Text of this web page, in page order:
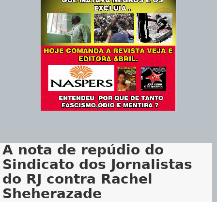
A nota de repúdio do
Sindicato dos Jornalistas
do RJ contra Rachel
Sheherazade